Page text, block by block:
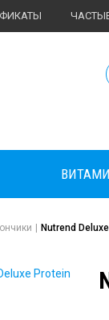
Body
Nutrend